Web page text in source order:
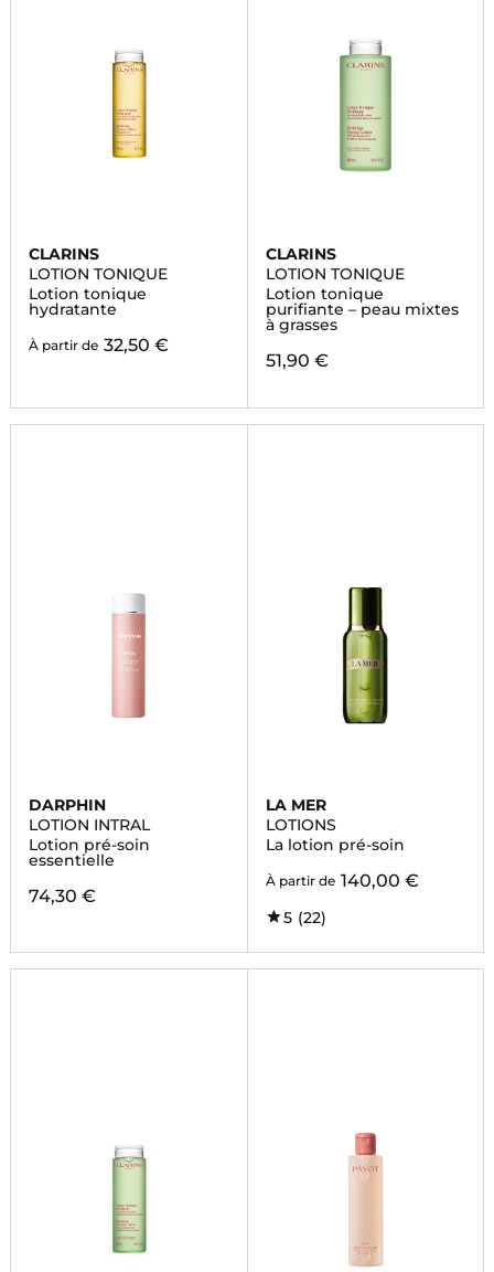
CLARINS
LOTION TONIQUE
Lotion tonique
hydratante
À partir de 32,50 €
CLARINS
LOTION TONIQUE
Lotion tonique
purifiante – peau mixtes
à grasses
51,90 €
DARPHIN
LOTION INTRAL
Lotion pré-soin
essentielle
74,30 €
LA MER
LOTIONS
La lotion pré-soin
À partir de 140,00 €
5 (22)